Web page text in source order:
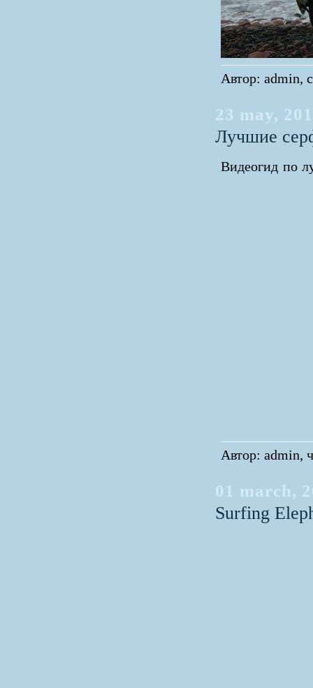
Автор: admin,
23 may,
Лучшие
Видеогид по
Автор: admin,
01 march,
Surfing